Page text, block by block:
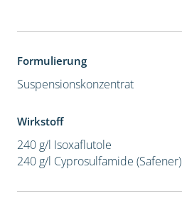
Formulierung
Suspensionskonzentrat
Wirkstoff
240 g/l Isoxaflutole
240 g/l Cyprosulfamide (Safener)